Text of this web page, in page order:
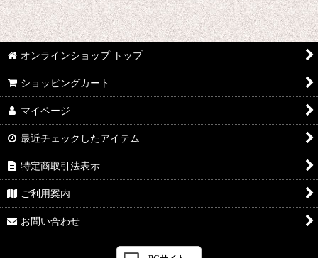
オンラインショップ トップ
ショッピングカート
マイページ
最近チェックしたアイテム
特定商取引法表示
ご利用案内
お問い合わせ